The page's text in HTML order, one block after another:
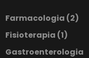
Farmacologia (2)
Fisioterapia (1)
Gastroenterologia